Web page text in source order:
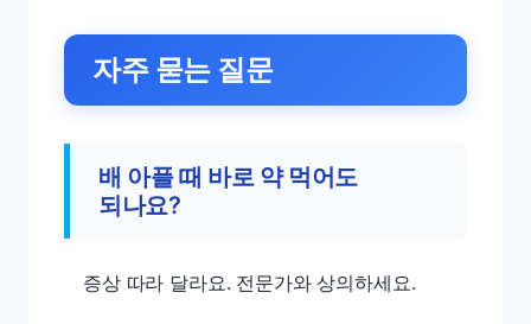
자주 묻는 질문
배 아플 때 바로 약 먹어도
되나요?
증상 따라 달라요. 전문가와 상의하세요.